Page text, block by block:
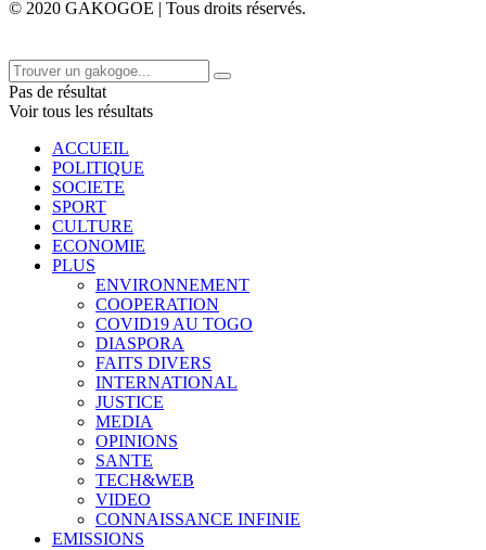
© 2020 GAKOGOE | Tous droits réservés.
Pas de résultat
Voir tous les résultats
ACCUEIL
POLITIQUE
SOCIETE
SPORT
CULTURE
ECONOMIE
PLUS
ENVIRONNEMENT
COOPERATION
COVID19 AU TOGO
DIASPORA
FAITS DIVERS
INTERNATIONAL
JUSTICE
MEDIA
OPINIONS
SANTE
TECH&WEB
VIDEO
CONNAISSANCE INFINIE
EMISSIONS